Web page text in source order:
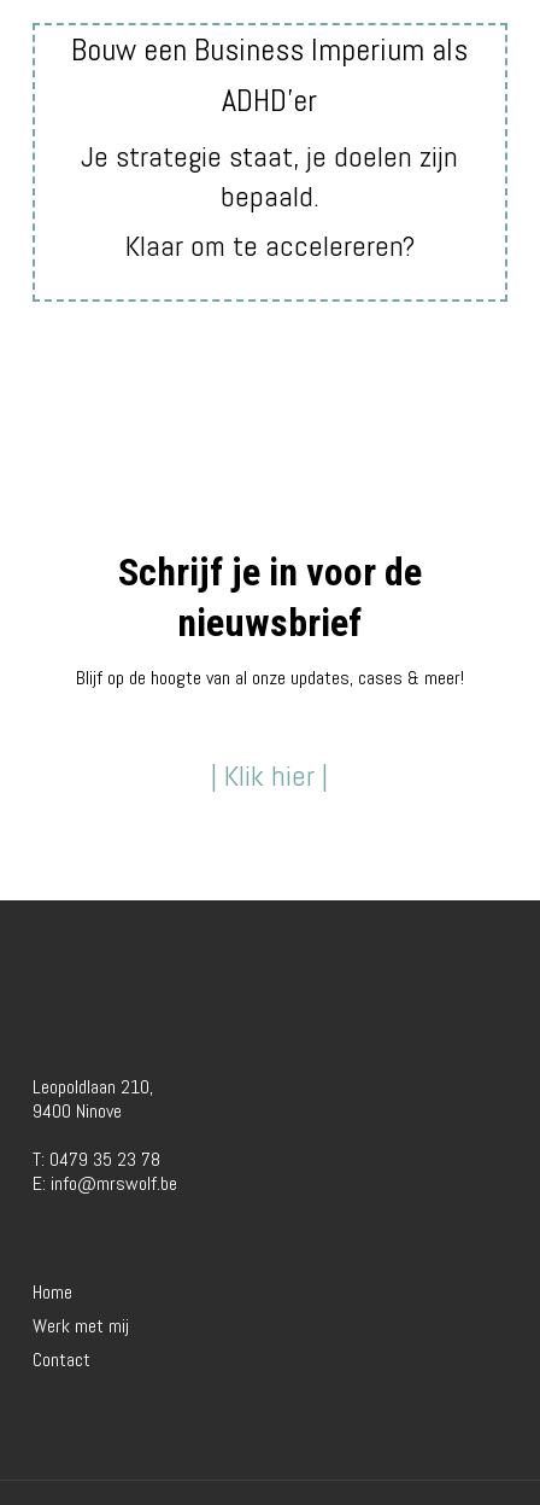
Bouw een Business Imperium als
ADHD’er
Je strategie staat, je doelen zijn
bepaald.
Klaar om te accelereren?
Schrijf je in voor de
nieuwsbrief
Blijf op de hoogte van al onze updates, cases & meer!
| Klik hier |
Leopoldlaan 210,
9400 Ninove
T: 0479 35 23 78
E: info@mrswolf.be
Home
Werk met mij
Contact